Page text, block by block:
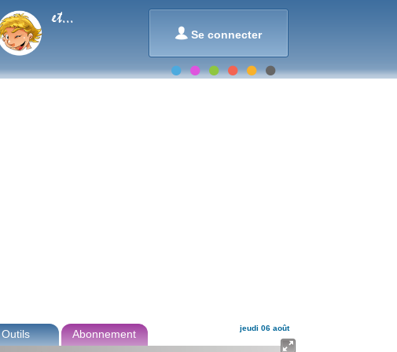
 Se connecter
et...
Outils Abonnement jeudi 06 août
